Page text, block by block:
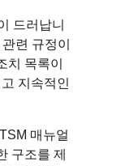
매뉴얼
구조를 제
드러납니
련 규정이
치 목록이
지속적인